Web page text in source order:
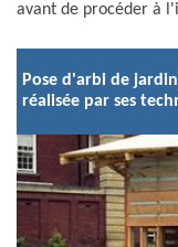
avant de procéder à
Pose d'arbi de
réalisée par ses